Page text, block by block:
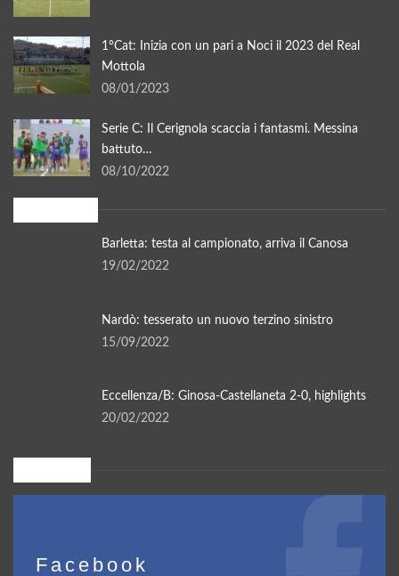
1°Cat: Inizia con un pari a Noci il 2023 del Real
Mottola
08/01/2023
Serie C: Il Cerignola scaccia i fantasmi. Messina
battuto…
08/10/2022
Barletta: testa al campionato, arriva il Canosa
19/02/2022
Nardò: tesserato un nuovo terzino sinistro
15/09/2022
Eccellenza/B: Ginosa-Castellaneta 2-0, highlights
20/02/2022
Facebook